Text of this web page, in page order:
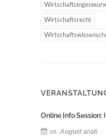
Wirtschaftsrecht
Online Info Session:
10. August 2026